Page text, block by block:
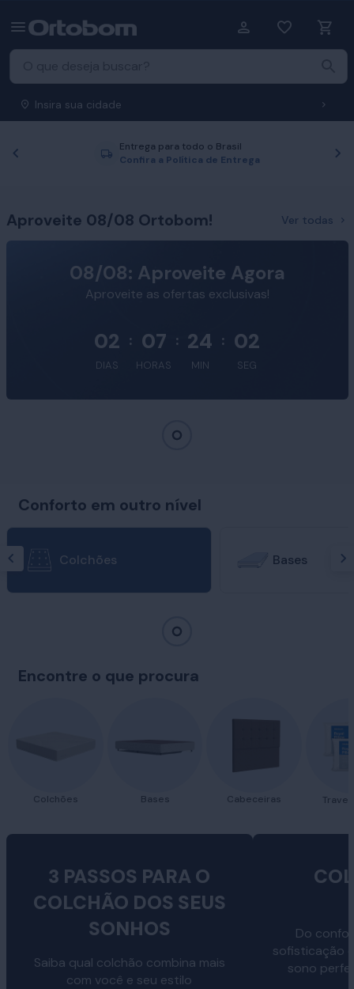
Insira sua cidade
Entrega para todo o Brasil
Confira a Política de Entrega
Anterior
Aproveite 08/08 Ortobom! Ver todas
08/08: Aproveite Agora
Aproveite as ofertas exclusivas!
02
DIAS
: 07
HORAS
: 24
MIN
: 01
SEG
Conforto em outro nível
Colchões Bases
Encontre o que procura
Colchões Bases Cabeceiras
3 PASSOS PARA O
COLCHÃO DOS SEUS
SONHOS
Saiba qual colchão combina mais
com você e seu estilo
Do
sofisticação
sono